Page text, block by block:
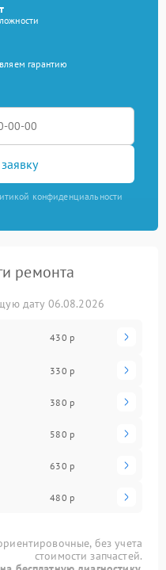
гарантию
конфиденциальности
ремонта
дату 06.08.2026
430 р
330 р
380 р
580 р
630 р
480 р
без учета
стоимости запчастей.